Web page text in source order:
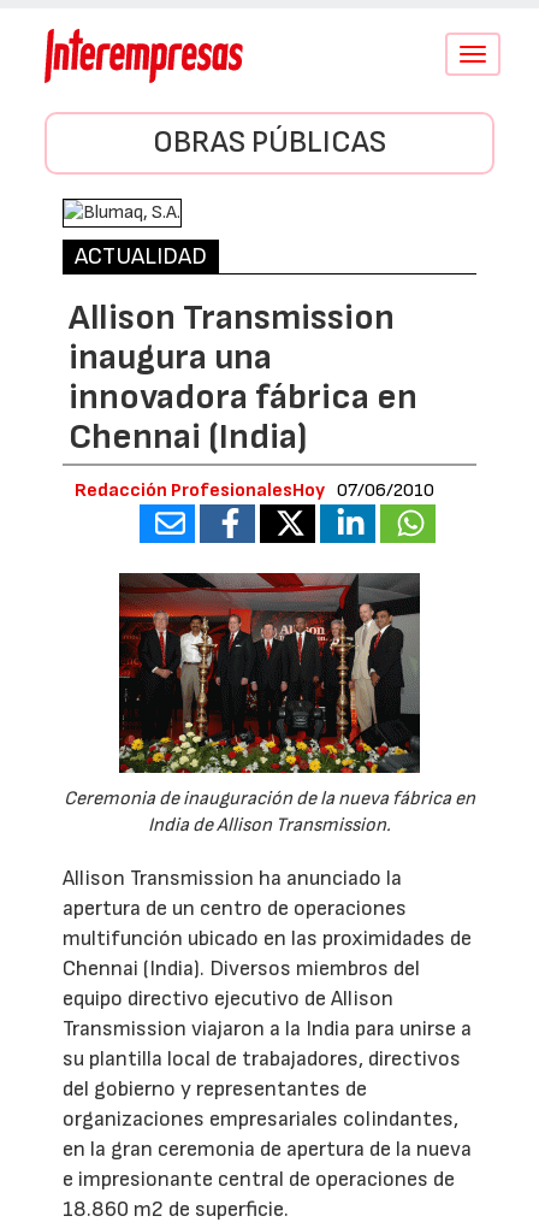
Conmutar
OBRAS PÚBLICAS
ACTUALIDAD
Allison Transmission
inaugura una
innovadora fábrica en
Chennai (India)
Redacción ProfesionalesHoy 07/06/2010
Ceremonia de inauguración de la nueva fábrica en
India de Allison Transmission.
Allison Transmission ha anunciado la
apertura de un centro de operaciones
multifunción ubicado en las proximidades de
Chennai (India). Diversos miembros del
equipo directivo ejecutivo de Allison
Transmission viajaron a la India para unirse a
su plantilla local de trabajadores, directivos
del gobierno y representantes de
organizaciones empresariales colindantes,
en la gran ceremonia de apertura de la nueva
e impresionante central de operaciones de
18.860 m2 de superficie.